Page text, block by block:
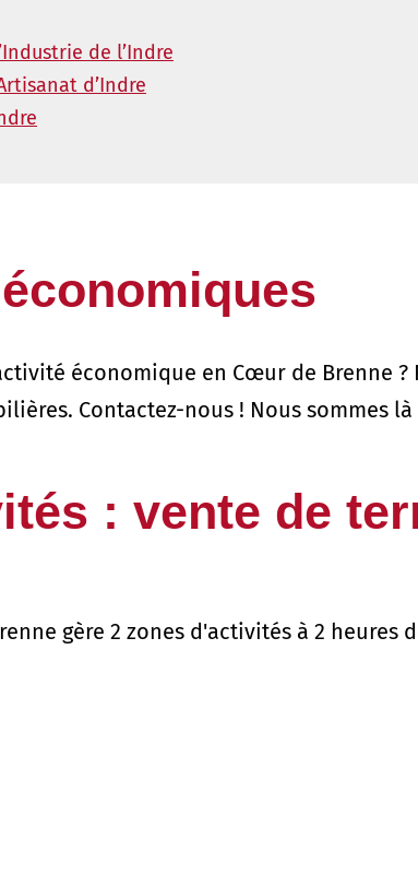
de l’Indre
d’Indre
économique en Cœur de Brenne
Contactez-nous ! Nous sommes
: vente de
gère 2 zones d'activités à 2 heures